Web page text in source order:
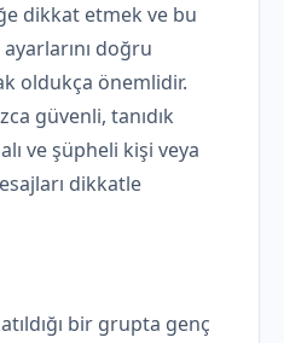
dikkat etmek ve bu
doğru
oldukça önemlidir.
güvenli, tanıdık
ve şüpheli kişi veya
dikkatle
bir grupta genç